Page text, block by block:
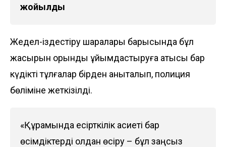
жойылды
Жедел-іздестіру шаралары барысында бұл
жасырын орынды ұйымдастыруға қатысы бар
күдікті тұлғалар бірден анықталып, полиция
бөліміне жеткізілді.
«Құрамында есірткілік қасиеті бар
өсімдіктерді қолдан өсіру – бұл заңсыз